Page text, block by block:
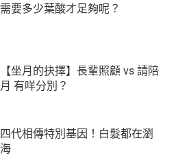
需要多少葉酸才足夠呢？
【坐月的抉擇】長輩照顧 vs 請陪
月 有咩分別？
四代相傳特別基因！白髮都在瀏
海